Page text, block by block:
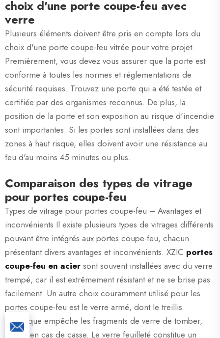
choix d'une porte coupe-feu avec
verre
Plusieurs éléments doivent être pris en compte lors du
choix d'une porte coupe-feu vitrée pour votre projet.
Premièrement, vous devez vous assurer que la porte est
conforme à toutes les normes et réglementations de
sécurité requises. Trouvez une porte qui a été testée et
certifiée par des organismes reconnus. De plus, la
position de la porte et son exposition au risque d'incendie
sont importantes. Si les portes sont installées dans des
zones à haut risque, elles doivent avoir une résistance au
feu d'au moins 45 minutes ou plus.
Comparaison des types de vitrage
pour portes coupe-feu
Types de vitrage pour portes coupe-feu – Avantages et
inconvénients Il existe plusieurs types de vitrages différents
pouvant être intégrés aux portes coupe-feu, chacun
présentant divers avantages et inconvénients. XZIC portes
coupe-feu en acier sont souvent installées avec du verre
trempé, car il est extrêmement résistant et ne se brise pas
facilement. Un autre choix couramment utilisé pour les
portes coupe-feu est le verre armé, dont le treillis
métallique empêche les fragments de verre de tomber,
même en cas de casse. Le verre feuilleté constitue un